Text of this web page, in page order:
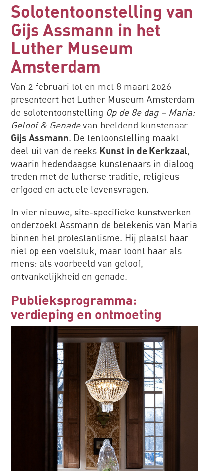
Solotentoonstelling van
Gijs Assmann in het
Luther Museum
Amsterdam
Van 2 februari tot en met 8 maart 2026
presenteert het Luther Museum Amsterdam
de solotentoonstelling Op de 8e dag – Maria:
Geloof & Genadevan beeldend kunstenaar
Gijs Assmann. De tentoonstelling maakt
deel uit van de reeks Kunst in de Kerkzaal,
waarin hedendaagse kunstenaars in dialoog
treden met de lutherse traditie, religieus
erfgoed en actuele levensvragen.
In vier nieuwe, site-specifieke kunstwerken
onderzoekt Assmann de betekenis van Maria
binnen het protestantisme. Hij plaatst haar
niet op een voetstuk, maar toont haar als
mens: als voorbeeld van geloof,
ontvankelijkheid en genade.
Publieksprogramma:
verdieping en ontmoeting